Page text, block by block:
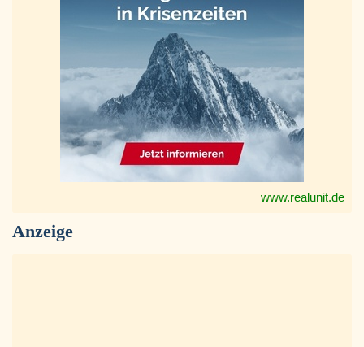
www.realunit.de
Anzeige